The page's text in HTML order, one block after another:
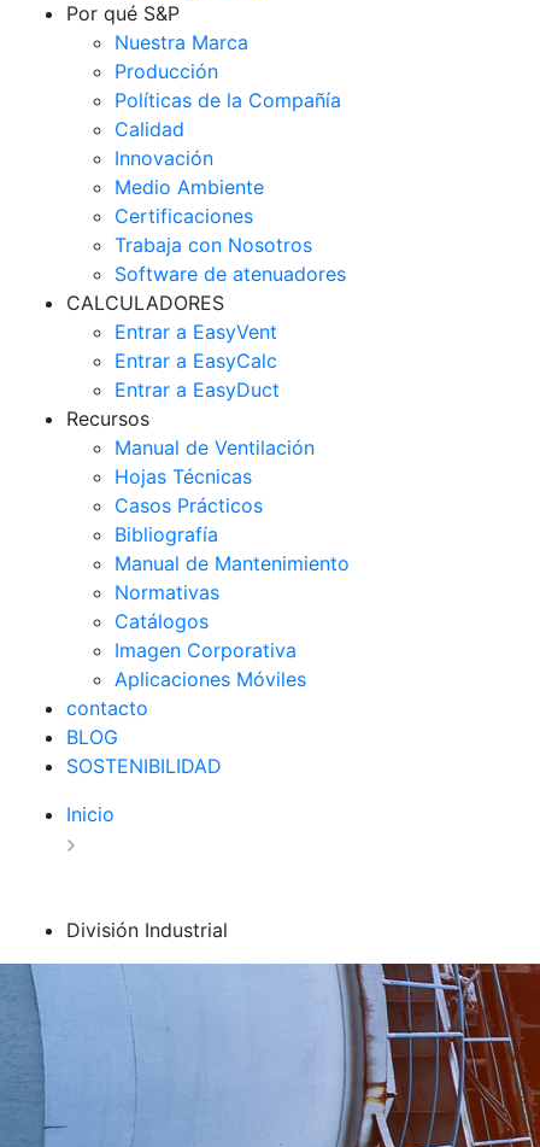
Por qué S&P
Nuestra Marca
Producción
Políticas de la Compañía
Calidad
Innovación
Medio Ambiente
Certificaciones
Trabaja con Nosotros
Software de atenuadores
CALCULADORES
Entrar a EasyVent
Entrar a EasyCalc
Entrar a EasyDuct
Recursos
Manual de Ventilación
Hojas Técnicas
Casos Prácticos
Bibliografía
Manual de Mantenimiento
Normativas
Catálogos
Imagen Corporativa
Aplicaciones Móviles
contacto
BLOG
SOSTENIBILIDAD
Inicio
División Industrial